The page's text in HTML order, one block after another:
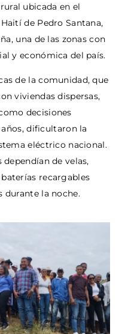
ubicada en el
de Pedro Santana,
una de las zonas con
y económica del país.
de la comunidad, que
viviendas dispersas,
decisiones
dificultaron la
eléctrico nacional.
de velas,
recargables
durante la noche.